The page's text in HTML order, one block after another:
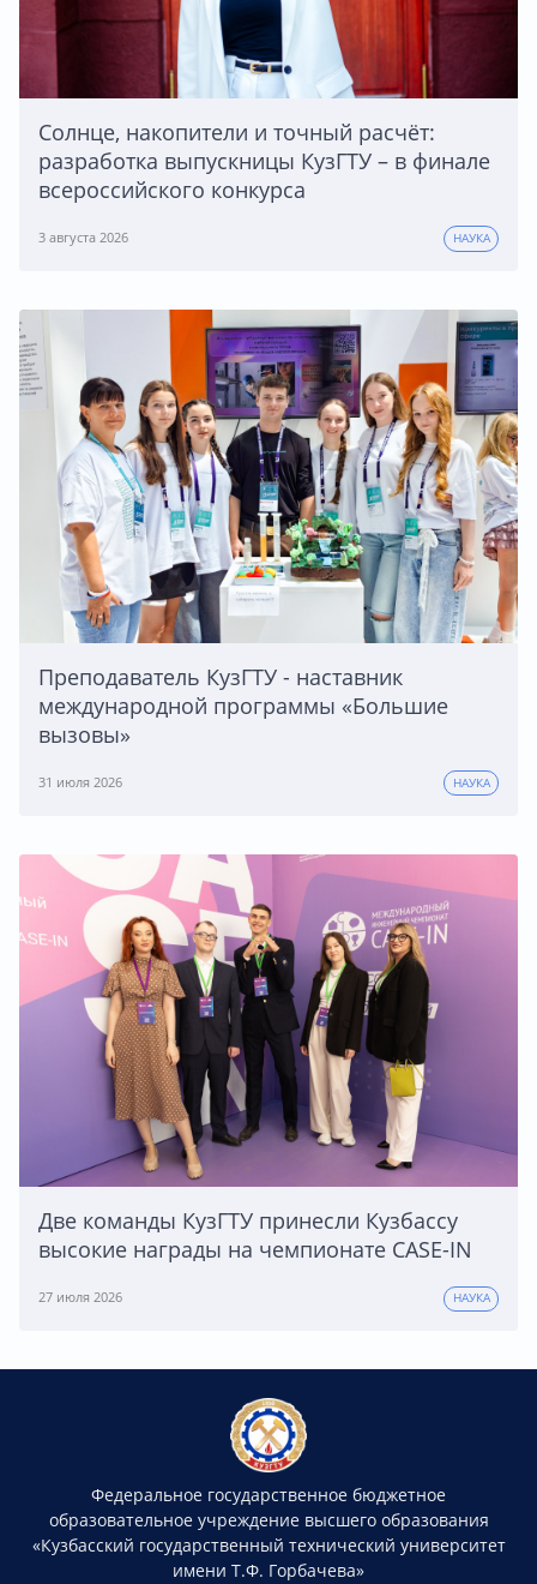
Солнце, накопители и точный расчёт:
разработка выпускницы КузГТУ – в финале
всероссийского конкурса
3 августа 2026 НАУКА
Преподаватель КузГТУ - наставник
международной программы «Большие
вызовы»
31 июля 2026 НАУКА
Две команды КузГТУ принесли Кузбассу
высокие награды на чемпионате CASE-IN
27 июля 2026 НАУКА
Федеральное государственное бюджетное
образовательное учреждение высшего образования
«Кузбасский государственный технический университет
имени Т.Ф. Горбачева»